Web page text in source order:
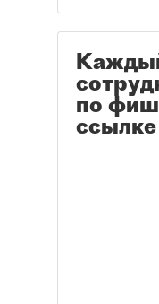
по
ссылке